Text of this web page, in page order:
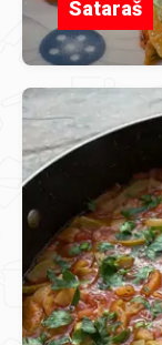
Sataraš